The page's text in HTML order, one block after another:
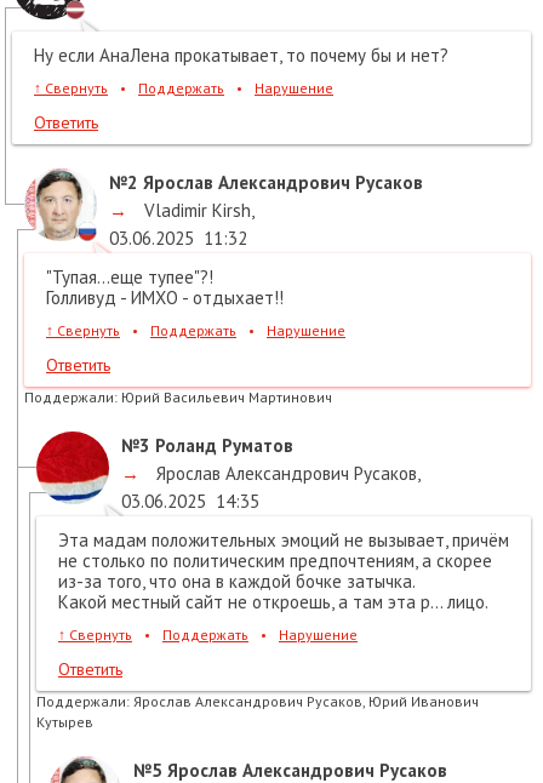
Ну если АнаЛена прокатывает, то почему бы и нет?
↑ Свернуть • Поддержать • Нарушение
Ответить
№2 Ярослав Александрович Русаков
→
Vladimir Kirsh
03.06.2025 11:32
"Тупая...еще тупее"?!
Голливуд - ИМХО - отдыхает!!
↑ Свернуть • Поддержать • Нарушение
Ответить
Поддержали: Юрий Васильевич Мартинович
№3 Роланд Руматов
→
Ярослав Александрович Русаков
03.06.2025 14:35
Эта мадам положительных эмоций не вызывает, причём
не столько по политическим предпочтениям, а скорее
из-за того, что она в каждой бочке затычка.
Какой местный сайт не откроешь, а там эта р… лицо.
↑ Свернуть • Поддержать • Нарушение
Ответить
Поддержали: Ярослав Александрович Русаков, Юрий Иванович
Кутырев
№5 Ярослав Александрович Русаков